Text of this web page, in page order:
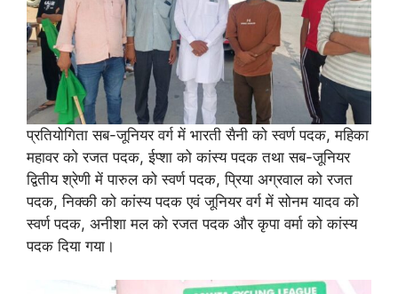
प्रतियोगिता सब-जूनियर वर्ग में भारती सैनी को स्वर्ण पदक, महिका
महावर को रजत पदक, ईप्शा को कांस्य पदक तथा सब-जूनियर
द्वितीय श्रेणी में पारुल को स्वर्ण पदक, प्रिया अग्रवाल को रजत
पदक, निक्की को कांस्य पदक एवं जूनियर वर्ग में सोनम यादव को
स्वर्ण पदक, अनीशा मल को रजत पदक और कृपा वर्मा को कांस्य
पदक दिया गया।